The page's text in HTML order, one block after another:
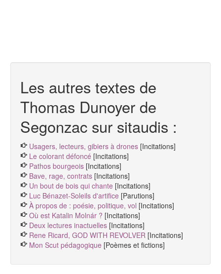
Les autres textes de
Thomas Dunoyer de
Segonzac sur sitaudis :
Usagers, lecteurs, gibiers à drones [Incitations]
Le colorant défoncé [Incitations]
Pathos bourgeois [Incitations]
Bave, rage, contrats [Incitations]
Un bout de bois qui chante [Incitations]
Luc Bénazet-Soleils d'artifice [Parutions]
À propos de : poésie, politique, vol [Incitations]
Où est Katalin Molnár ? [Incitations]
Deux lectures inactuelles [Incitations]
Rene Ricard, GOD WITH REVOLVER [Incitations]
Mon Scut pédagogique [Poèmes et fictions]